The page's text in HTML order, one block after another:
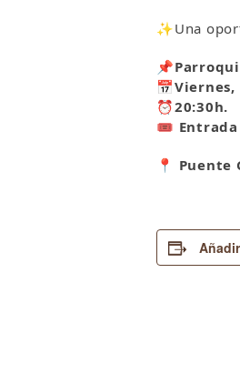
✨Una
📌
📅
⏰20:30h.
🎟️
📍 Puente